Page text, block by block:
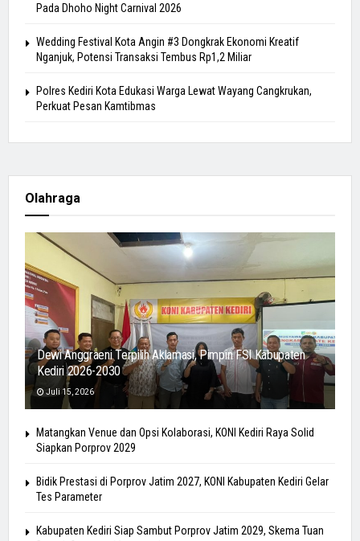
Pada Dhoho Night Carnival 2026
Wedding Festival Kota Angin #3 Dongkrak Ekonomi Kreatif
Nganjuk, Potensi Transaksi Tembus Rp1,2 Miliar
Polres Kediri Kota Edukasi Warga Lewat Wayang Cangkrukan,
Perkuat Pesan Kamtibmas
Olahraga
Dewi Anggraeni Terpilih Aklamasi, Pimpin FSI Kabupaten
Kediri 2026-2030
Juli 15, 2026
Matangkan Venue dan Opsi Kolaborasi, KONI Kediri Raya Solid
Siapkan Porprov 2029
Bidik Prestasi di Porprov Jatim 2027, KONI Kabupaten Kediri Gelar
Tes Parameter
Kabupaten Kediri Siap Sambut Porprov Jatim 2029, Skema Tuan